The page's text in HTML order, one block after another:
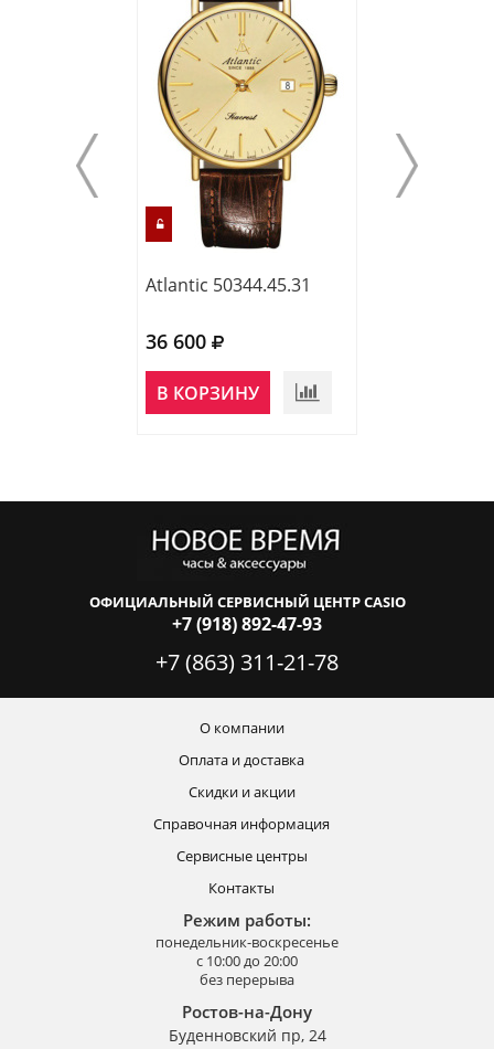
Atlantic 50344.45.31
36 600
В КОРЗИНУ
ОФИЦИАЛЬНЫЙ СЕРВИСНЫЙ ЦЕНТР CASIO
+7 (918) 892-47-93
+7 (863) 311-21-78
О компании
Оплата и доставка
Скидки и акции
Справочная информация
Сервисные центры
Контакты
Режим работы:
понедельник-воскресенье
с 10:00 до 20:00
без перерыва
Ростов-на-Дону
Буденновский пр, 24